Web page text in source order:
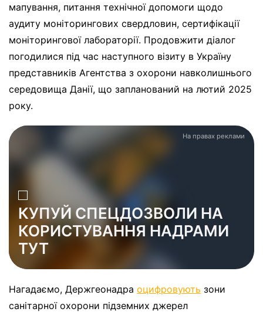
мапування, питання технічної допомоги щодо
аудиту моніторингових свердловин, сертифікації
моніторингової лабораторії. Продовжити діалог
погодилися під час наступного візиту в Україну
представників Агентства з охорони навколишнього
середовища Данії, що запланований на лютий 2025
року.
На правах реклами
КУПУЙ СПЕЦДОЗВОЛИ НА
КОРИСТУВАННЯ НАДРАМИ
ТУТ
Нагадаємо, Держгеонадра оцифровують зони
санітарної охорони підземних джерел